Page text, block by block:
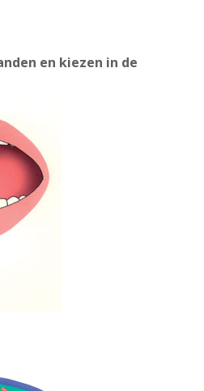
en kiezen in de